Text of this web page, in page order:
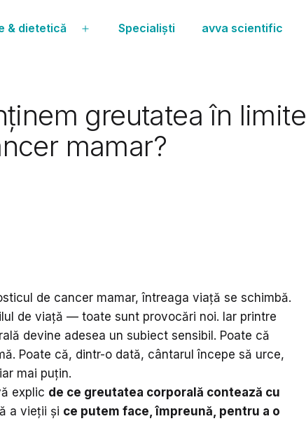
& dietetică
Deschide
Specialiști avva scientific
greutatea în limite
mamar?
de cancer mamar, întreaga viață se schimbă.
de viață — toate sunt provocări noi. Iar printre
devine adesea un subiect sensibil. Poate că
Poate că, dintr-o dată, cântarul începe să urce,
mai puțin.
explic de ce greutatea corporală contează cu
a vieții și ce putem face, împreună, pentru a o